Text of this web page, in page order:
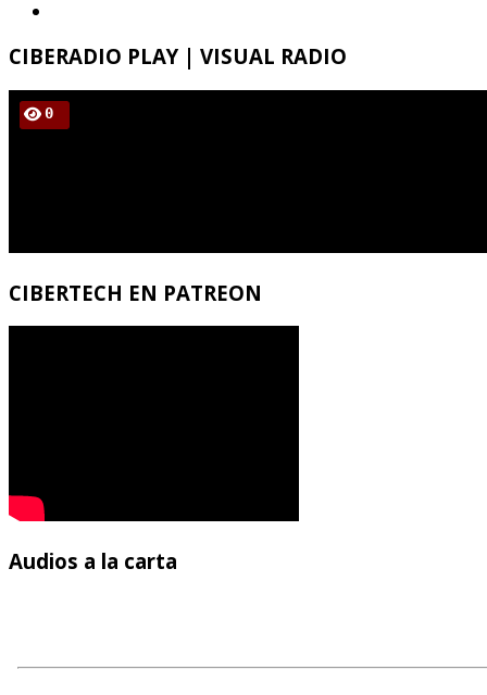
CIBERADIO PLAY | VISUAL RADIO
CIBERTECH EN PATREON
Audios a la carta